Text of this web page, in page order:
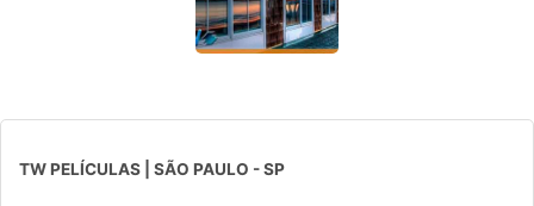
TW PELÍCULAS | SÃO PAULO - SP